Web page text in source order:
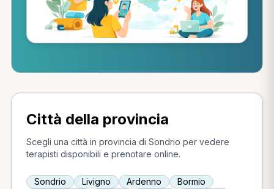
Città della provincia
Scegli una città in provincia di Sondrio per vedere
terapisti disponibili e prenotare online.
Sondrio Livigno Ardenno
Bormio